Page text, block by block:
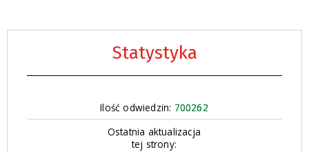
Statystyka
Ilość odwiedzin: 700262
Ostatnia aktualizacja
tej strony: